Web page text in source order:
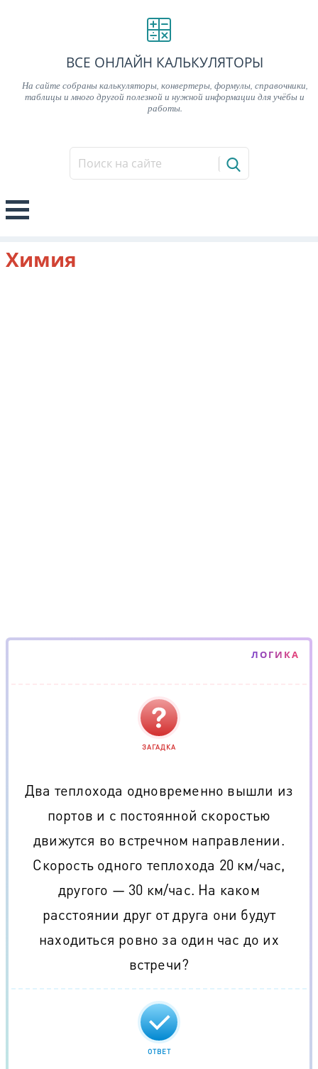
ВСЕ ОНЛАЙН КАЛЬКУЛЯТОРЫ
На сайте собраны калькуляторы, конвертеры, формулы, справочники,
таблицы и много другой полезной и нужной информации для учёбы и
работы.
Химия
ЛОГИКА
ЗАГАДКА
Два теплохода одновременно вышли из
портов и с постоянной скоростью
движутся во встречном направлении.
Скорость одного теплохода 20 км/час,
другого — 30 км/час. На каком
расстоянии друг от друга они будут
находиться ровно за один час до их
встречи?
ОТВЕТ